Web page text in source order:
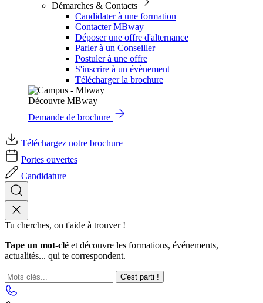
Démarches & Contacts
Candidater à une formation
Contacter MBway
Déposer une offre d'alternance
Parler à un Conseiller
Postuler à une offre
S'inscrire à un évènement
Télécharger la brochure
Découvre MBway
Demande de brochure
Téléchargez notre brochure
Portes ouvertes
Candidature
Tu cherches, on t'aide à trouver !
Tape un mot-clé et découvre les formations, événements,
actualités... qui te correspondent.
C'est parti !